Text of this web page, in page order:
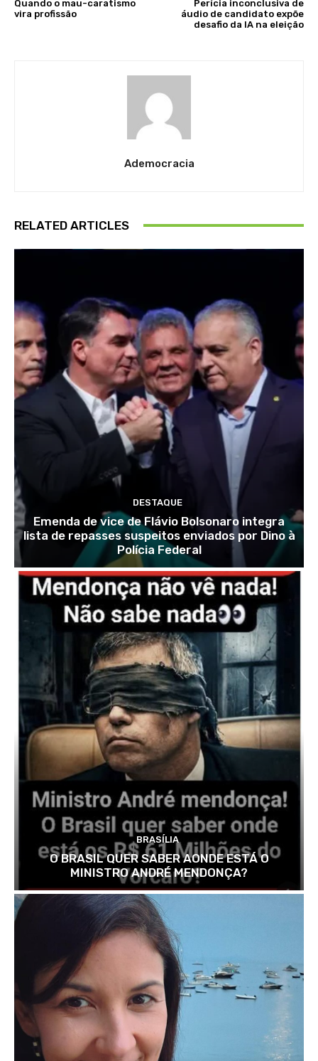
Quando o mau-caratismo
vira profissão
Perícia inconclusiva de
áudio de candidato expõe
desafio da IA na eleição
Ademocracia
RELATED ARTICLES
DESTAQUE
Emenda de vice de Flávio Bolsonaro integra
lista de repasses suspeitos enviados por Dino à
Polícia Federal
BRASÍLIA
O BRASIL QUER SABER AONDE ESTÁ O
MINISTRO ANDRÉ MENDONÇA?